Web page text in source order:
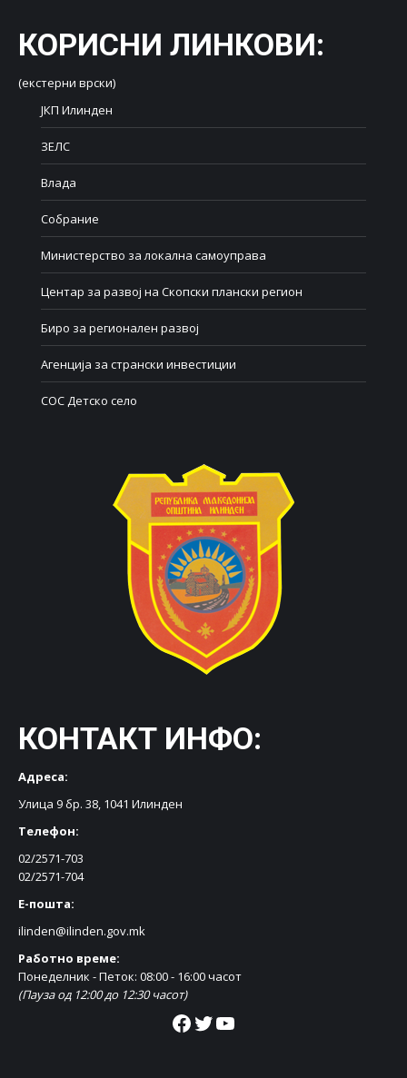
КОРИСНИ ЛИНКОВИ:
(екстерни врски)
ЈКП Илинден
ЗЕЛС
Влада
Собрание
Министерство за локална самоуправа
Центар за развој на Скопски плански регион
Биро за регионален развој
Агенција за странски инвестиции
СОС Детско село
КОНТАКТ ИНФО:
Адреса:
Улица 9 бр. 38, 1041 Илинден
Телефон:
02/2571-703
02/2571-704
Е-пошта:
ilinden@ilinden.gov.mk
Работно време:
Понеделник - Петок: 08:00 - 16:00 часот
(Пауза од 12:00 до 12:30 часот)
Facebook Twitter YouTube